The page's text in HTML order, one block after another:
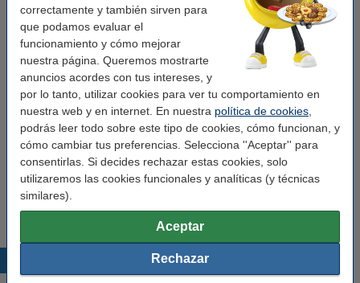
correctamente y también sirven para
que podamos evaluar el
funcionamiento y cómo mejorar
nuestra página. Queremos mostrarte
anuncios acordes con tus intereses, y
por lo tanto, utilizar cookies para ver tu comportamiento en
nuestra web y en internet. En nuestra política de cookies
podrás leer todo sobre este tipo de cookies, cómo funcionan, y
cómo cambiar tus preferencias. Selecciona ''Aceptar'' para
consentirlas. Si decides rechazar estas cookies, solo
utilizaremos las cookies funcionales y analíticas (y técnicas
similares).
Aceptar
Rechazar
Código EAN: 8718237056869
Núm. de item: 051117
Consejo: añade papel
Caja papel A4 | 80gr (5x500 hojas)
23,50 € 21,15 €
Le recomendamos que utilice este toner (marca 123tinta) en lugar
de la versión de Brother.
Productos destacados